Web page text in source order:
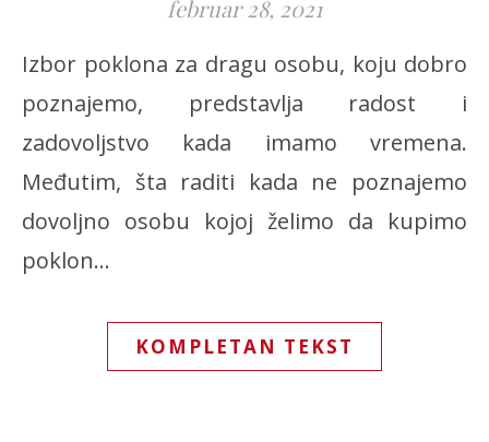
februar 28, 2021
Izbor poklona za dragu osobu, koju dobro
poznajemo, predstavlja radost i
zadovoljstvo kada imamo vremena.
Međutim, šta raditi kada ne poznajemo
dovoljno osobu kojoj želimo da kupimo
poklon…
KOMPLETAN TEKST